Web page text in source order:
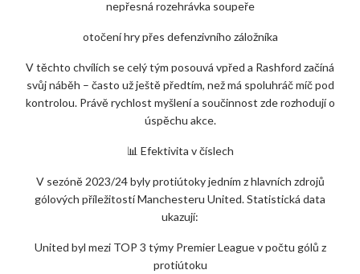
nepřesná rozehrávka soupeře
otočení hry přes defenzivního záložníka
V těchto chvílích se celý tým posouvá vpřed a Rashford začíná
svůj náběh – často už ještě předtím, než má spoluhráč míč pod
kontrolou. Právě rychlost myšlení a součinnost zde rozhodují o
úspěchu akce.
📊 Efektivita v číslech
V sezóně 2023/24 byly protiútoky jedním z hlavních zdrojů
gólových příležitostí Manchesteru United. Statistická data
ukazují:
United byl mezi TOP 3 týmy Premier League v počtu gólů z
protiútoku